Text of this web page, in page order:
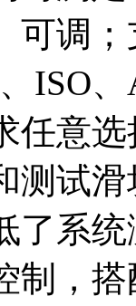
可调
ISO
任意选
测试
了系
制，